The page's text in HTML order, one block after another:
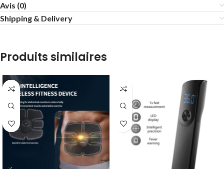
Avis (0)
Shipping & Delivery
Produits similaires